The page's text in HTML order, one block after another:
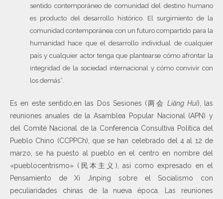
sentido contemporáneo de comunidad del destino humano
es producto del desarrollo histórico. El surgimiento de la
comunidad contemporánea con un futuro compartido para la
humanidad hace que el desarrollo individual de cualquier
país y cualquier actor tenga que plantearse cómo afrontar la
integridad de la sociedad internacional y cómo convivir con
los demás”.
Es en este sentido,en las Dos Sesiones (两会Liǎng Huì), las
reuniones anuales de la Asamblea Popular Nacional (APN) y
del Comité Nacional de la Conferencia Consultiva Política del
Pueblo Chino (CCPPCh), que se han celebrado del 4 al 12 de
marzo, se ha puesto al pueblo en el centro en nombre del
«pueblocentrismo» (民本主义), así como expresado en el
Pensamiento de Xi Jinping sobre el Socialismo con
peculiaridades chinas de la nueva época. Las reuniones